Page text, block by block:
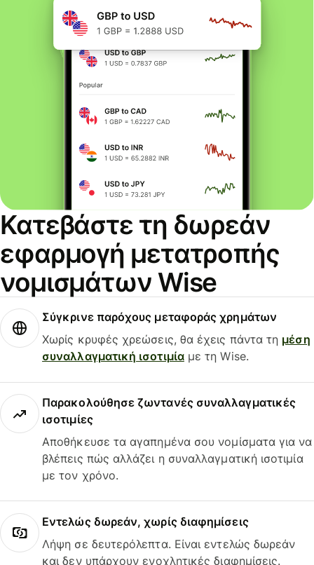
Κατεβάστε τη δωρεάν
εφαρμογή μετατροπής
νομισμάτων Wise
Σύγκρινε παρόχους μεταφοράς χρημάτων
Χωρίς κρυφές χρεώσεις, θα έχεις πάντα τη μέση
συναλλαγματική ισοτιμίαμε τη Wise.
Παρακολούθησε ζωντανές συναλλαγματικές
ισοτιμίες
Αποθήκευσε τα αγαπημένα σου νομίσματα για να
βλέπεις πώς αλλάζει η συναλλαγματική ισοτιμία
με τον χρόνο.
Εντελώς δωρεάν, χωρίς διαφημίσεις
Λήψη σε δευτερόλεπτα. Είναι εντελώς δωρεάν
και δεν υπάρχουν ενοχλητικές διαφημίσεις.